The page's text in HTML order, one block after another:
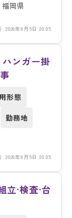
福岡県
2026年8月5日 20:05
ンガー掛
形態
勤務地
2026年8月5日 20:05
·検査·台